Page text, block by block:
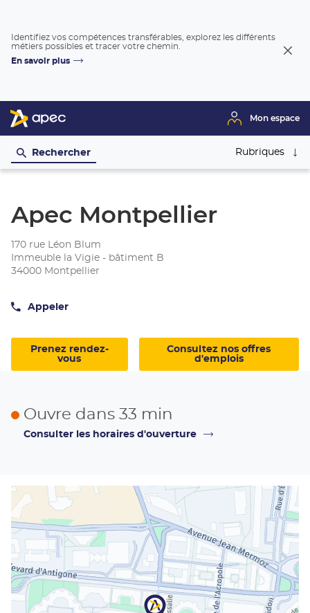
Identifiez vos compétences transférables, explorez les différents
métiers possibles et tracer votre chemin.
En savoir plus
Mon espace
Rechercher Rubriques
Apec Montpellier
170 rue Léon Blum
Immeuble la Vigie - bâtiment B
34000 Montpellier
Appeler
Afficher
de
téléphone
centre
Prenez rendez-
vous
Consultez nos offres
d'emplois
Ouvre dans 33 min
Consulter les horaires d'ouverture